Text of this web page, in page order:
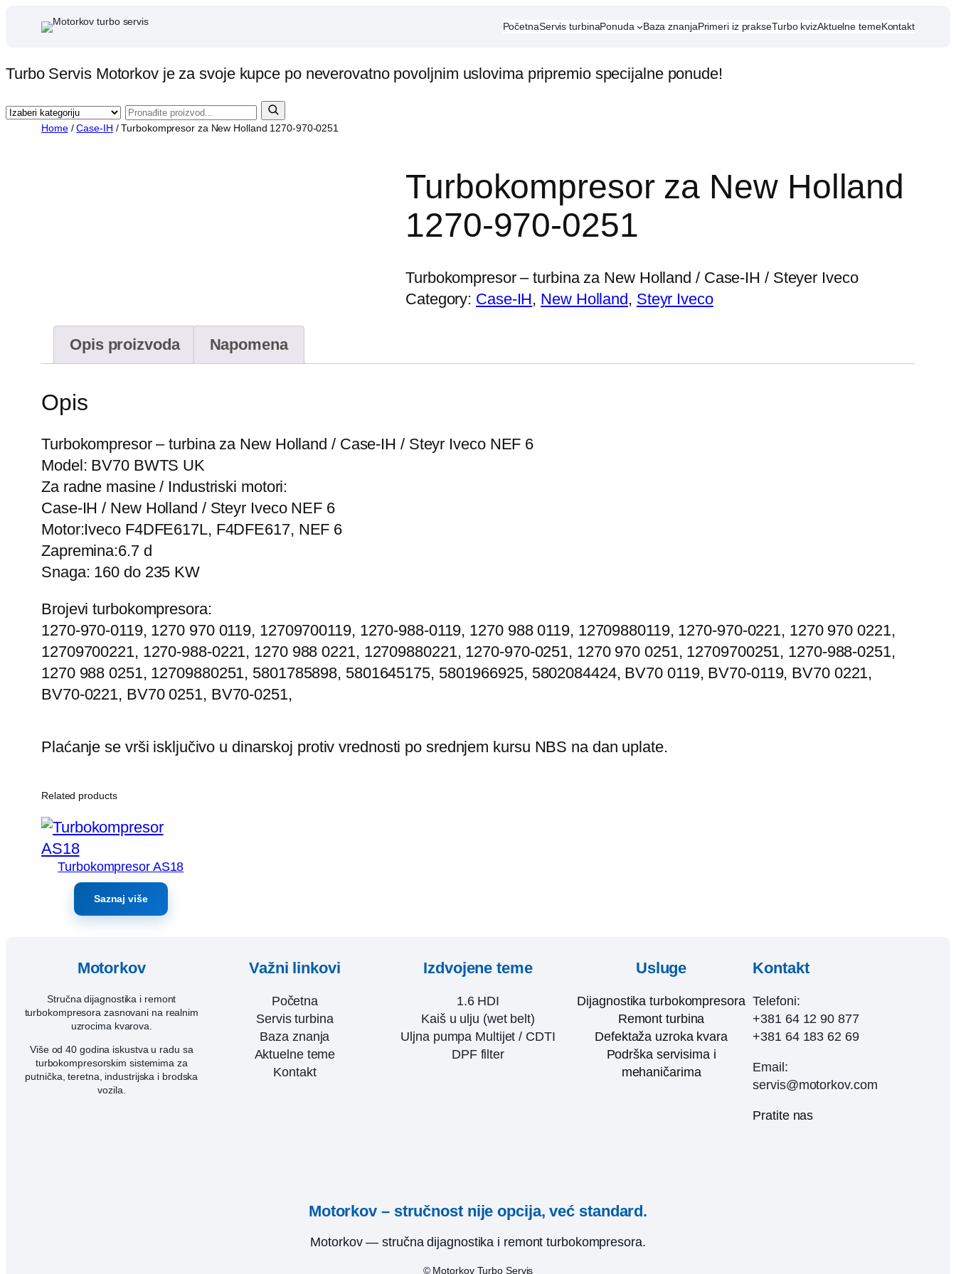
PočetnaServis turbinaPonuda Baza znanjaPrimeri iz prakseTurbo kvizAktuelne temeKontakt
Turbo Servis Motorkov je za svoje kupce po neverovatno povoljnim uslovima pripremio specijalne ponude!
Home/Case-IH / Turbokompresor za New Holland 1270-970-0251
Turbokompresor za New Holland
1270-970-0251
Turbokompresor – turbina za New Holland / Case-IH / Steyer Iveco
Category: Case-IH, New Holland , Steyr Iveco
Opis proizvoda Napomena
Opis
Turbokompresor – turbina za New Holland / Case-IH / Steyr Iveco NEF 6
Model: BV70 BWTS UK
Za radne masine / Industriski motori:
Case-IH / New Holland / Steyr Iveco NEF 6
Motor:Iveco F4DFE617L, F4DFE617, NEF 6
Zapremina:6.7 d
Snaga: 160 do 235 KW
Brojevi turbokompresora:
1270-970-0119, 1270 970 0119, 12709700119, 1270-988-0119, 1270 988 0119, 12709880119, 1270-970-0221, 1270 970 0221,
12709700221, 1270-988-0221, 1270 988 0221, 12709880221, 1270-970-0251, 1270 970 0251, 12709700251, 1270-988-0251,
1270 988 0251, 12709880251, 5801785898, 5801645175, 5801966925, 5802084424, BV70 0119, BV70-0119, BV70 0221,
BV70-0221, BV70 0251, BV70-0251,
Plaćanje se vrši isključivo u dinarskoj protiv vrednosti po srednjem kursu NBS na dan uplate.
Related products
Turbokompresor AS18
Saznaj više
Motorkov
Stručna dijagnostika i remont
turbokompresora zasnovani na realnim
uzrocima kvarova.
Više od 40 godina iskustva u radu sa
turbokompresorskim sistemima za
putnička, teretna, industrijska i brodska
vozila.
Važni linkovi
Početna
Servis turbina
Baza znanja
Aktuelne teme
Kontakt
Izdvojene teme
1.6 HDI
Kaiš u ulju (wet belt)
Uljna pumpa Multijet / CDTI
DPF filter
Usluge
Dijagnostika turbokompresora
Remont turbina
Defektaža uzroka kvara
Podrška servisima i
mehaničarima
Kontakt
Telefoni:
+381 64 12 90 877
+381 64 183 62 69
Email:
servis@motorkov.com
Pratite nas
Motorkov – stručnost nije opcija, već standard.
Motorkov — stručna dijagnostika i remont turbokompresora.
© Motorkov Turbo Servis